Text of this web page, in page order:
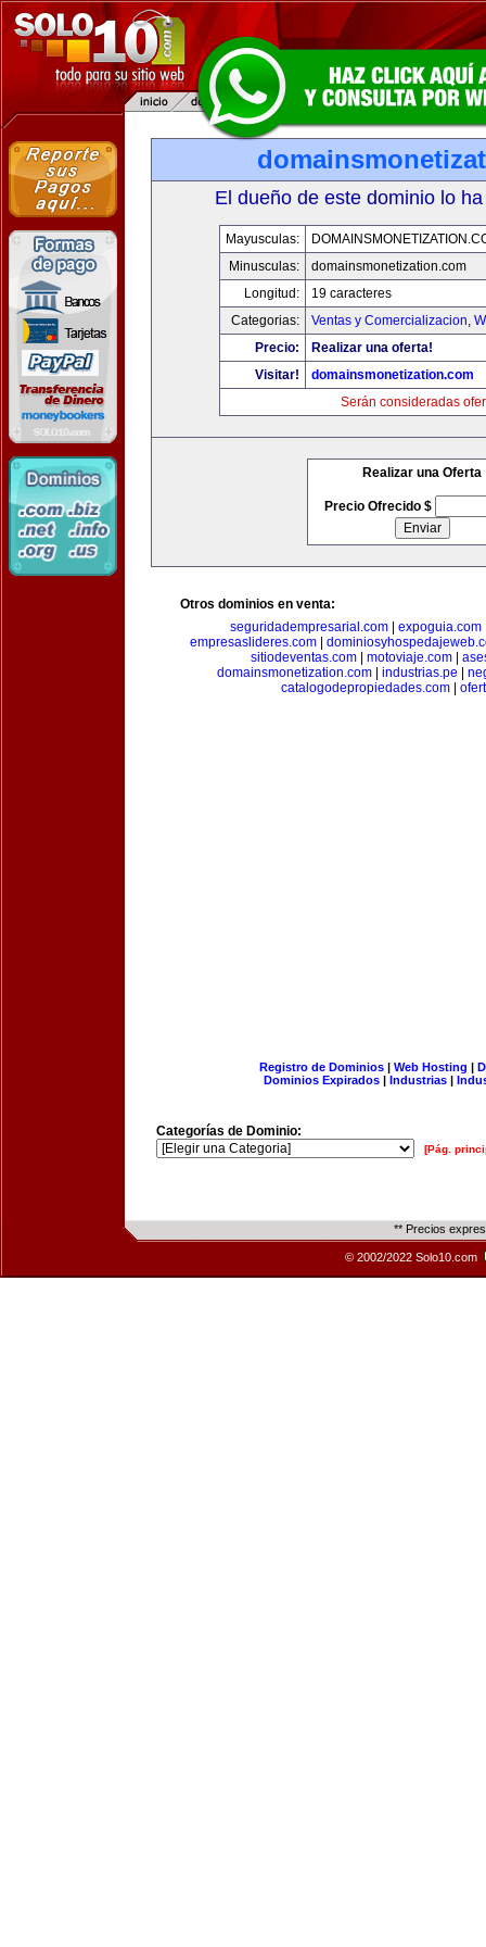
El dueño de este dominio lo
Mayusculas:
Minusculas:
domainsmonetization.com
Longitud:
19 caracteres
Categorias:
Ventas y Comercializacion,
Precio:
Realizar una oferta!
Visitar!
domainsmonetization.com
Serán consideradas
Realizar una Oferta
Precio Ofrecido $
Otros dominios en venta:
seguridadempresarial.com
expoguia.com
empresaslideres.com|
sitiodeventas.com
motoviaje.com
domainsmonetization.com| industrias.pe
catalogodepropiedades.com
Registro de Dominios| Web Hosting |
Dominios Expirados | Industrias |
Categorías de Dominio:
[Pág.
** Precios
© 2002/2022 Solo10.com